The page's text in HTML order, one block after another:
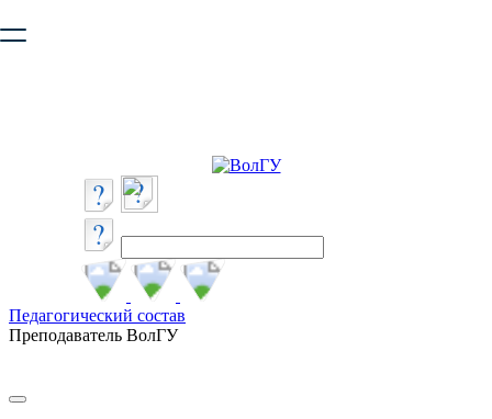
безопасную работу с сайтом. Пожалуйста
Педагогический состав
Преподаватель ВолГУ